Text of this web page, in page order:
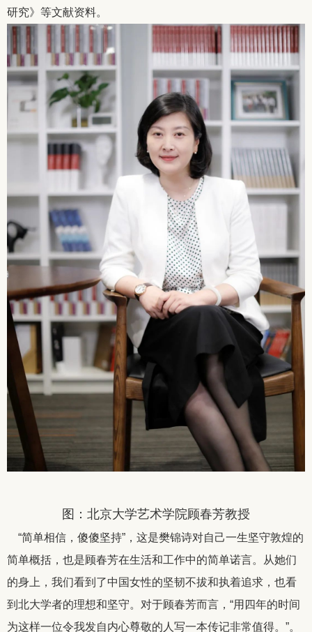
研究》等文献资料。
图：北京大学艺术学院顾春芳教授
“简单相信，傻傻坚持”，这是樊锦诗对自己一生坚守敦煌的
简单概括，也是顾春芳在生活和工作中的简单诺言。从她们
的身上，我们看到了中国女性的坚韧不拔和执着追求，也看
到北大学者的理想和坚守。对于顾春芳而言，“用四年的时间
为这样一位令我发自内心尊敬的人写一本传记非常值得。”。